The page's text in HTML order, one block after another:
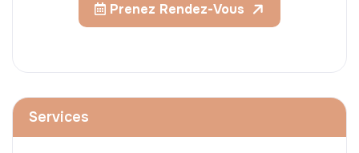
Prenez Rendez-Vous
Services